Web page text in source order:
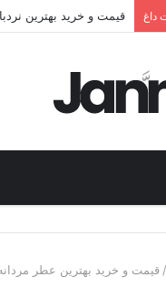
داغ قیمت و خرید بهترین
/ قیمت و خرید بهترین عطر